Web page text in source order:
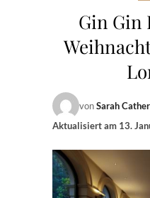
Gin Gin
vonSarah
Aktualisiert am 13.